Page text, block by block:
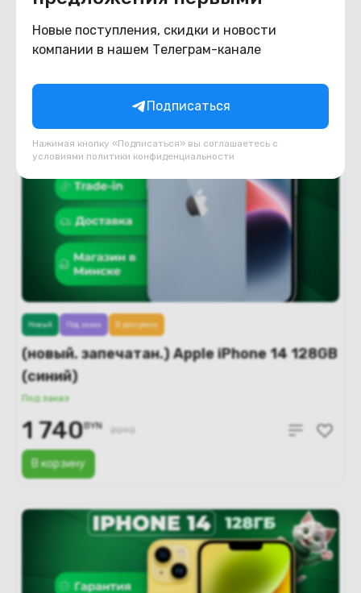
Новые поступления, скидки и новости
компании в нашем Телеграм-канале
Подписаться
Нажимая кнопку «Подписаться» вы соглашаетесь с
условиями политики конфиденциальности
В корзину
(новый. запечатан.) Apple iPhone 14 128GB
(синий)
Под заказ
В корзину
Новый Под заказ В рассрочку
1 740BYN 2090